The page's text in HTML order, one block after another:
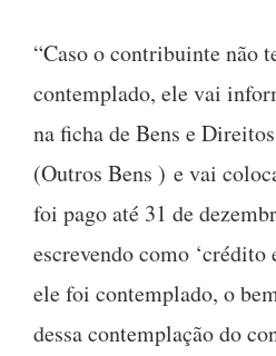
“Caso o contribuinte não
contemplado, ele vai
na ficha de Bens e
(Outros Bens ) e vai
foi pago até 31 de
escrevendo como ‘crédito
ele foi contemplado, o
dessa contemplação do